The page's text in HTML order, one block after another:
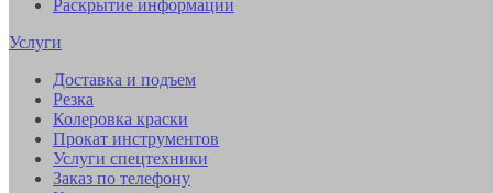
Раскрытие информации
Услуги
Доставка и подъем
Резка
Колеровка краски
Прокат инструментов
Услуги спецтехники
Заказ по телефону